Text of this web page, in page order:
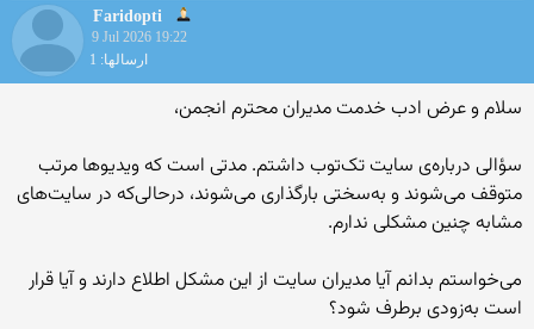
Faridopti
9 Jul 2026 19:22
ارسالها: 1
سلام و عرض ادب خدمت مدیران محترم انجمن،
سؤالی درباره‌ی سایت تک‌توب داشتم. مدتی است که ویدیوها مرتب
متوقف می‌شوند و به‌سختی بارگذاری می‌شوند، درحالی‌که در سایت‌های
مشابه چنین مشکلی ندارم.
می‌خواستم بدانم آیا مدیران سایت از این مشکل اطلاع دارند و آیا قرار
است به‌زودی برطرف شود؟